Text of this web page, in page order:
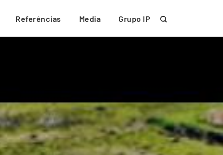
Referências Media Grupo IP